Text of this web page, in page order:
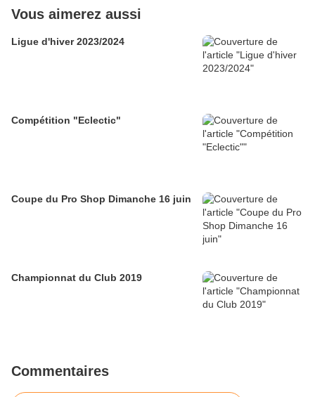
Vous aimerez aussi
Ligue d'hiver 2023/2024
Compétition "Eclectic"
Coupe du Pro Shop Dimanche 16 juin
Championnat du Club 2019
Commentaires